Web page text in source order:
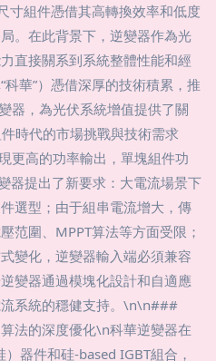
寸組件憑借其高轉換效率和低度
。在此背景下，逆變器作為光
直接關系到系統整體性能和經
華”）憑借深厚的技術積累，推
器，為光伏系統增值提供了關
時代的市場挑戰與技術需求
更高的功率輸出，單塊組件功
器提出了新要求：大電流場景下
選型；由于組串電流增大，傳
范圍、MPPT算法等方面受限；
變化，逆變器輸入端必須兼容
變器通過模塊化設計和自適應
系統的穩健支持。\n\n###
法的深度優化\n科華逆變器在
器件和硅-based IGBT組合，